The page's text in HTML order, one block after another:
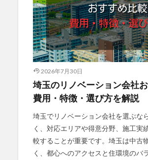
2026年7月30日
埼玉のリノベーション会社
費用・特徴・選び方を解説
埼玉でリノベーション会社を選ぶな
く、対応エリアや得意分野、施工実
較することが重要です。埼玉は中古
く、都心へのアクセスと住環境のバ